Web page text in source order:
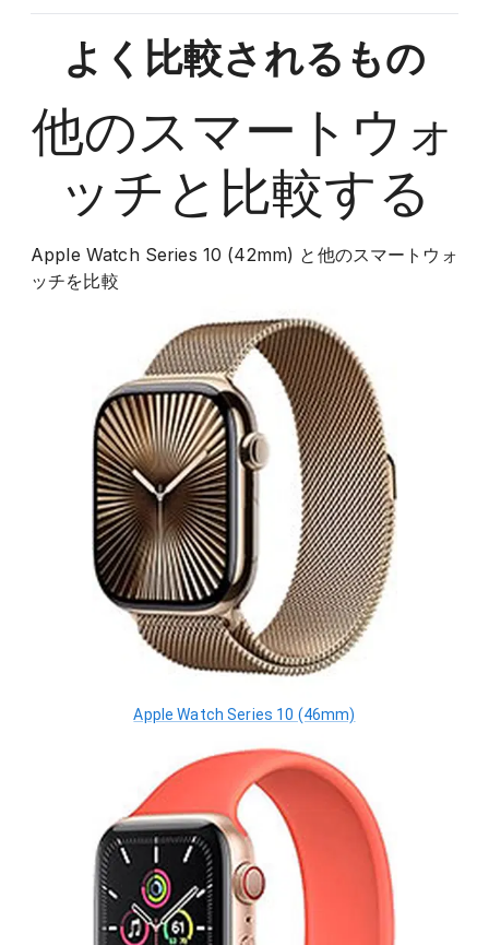
よく比較されるもの
他のスマートウォ
ッチ と比較する
Apple Watch Series 10 (42mm) と他のスマートウォ
ッチを比較
Apple Watch Series 10 (46mm)